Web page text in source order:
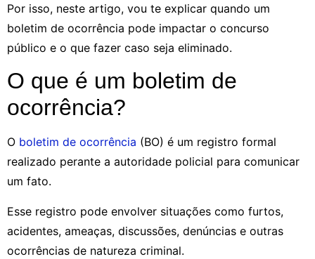
Por isso, neste artigo, vou te explicar quando um
boletim de ocorrência pode impactar o concurso
público e o que fazer caso seja eliminado.
O que é um boletim de
ocorrência?
O boletim de ocorrência (BO) é um registro formal
realizado perante a autoridade policial para comunicar
um fato.
Esse registro pode envolver situações como furtos,
acidentes, ameaças, discussões, denúncias e outras
ocorrências de natureza criminal.